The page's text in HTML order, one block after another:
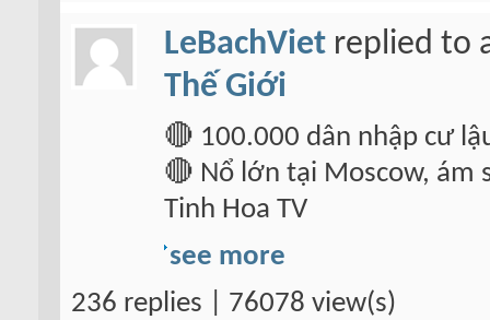
LeBachViet replied to
Thế Giới
🔴 100.000 dân nhập cư
🔴 Nổ lớn tại Moscow, ám
Tinh Hoa TV
see more
236 replies | 76078 view(s)